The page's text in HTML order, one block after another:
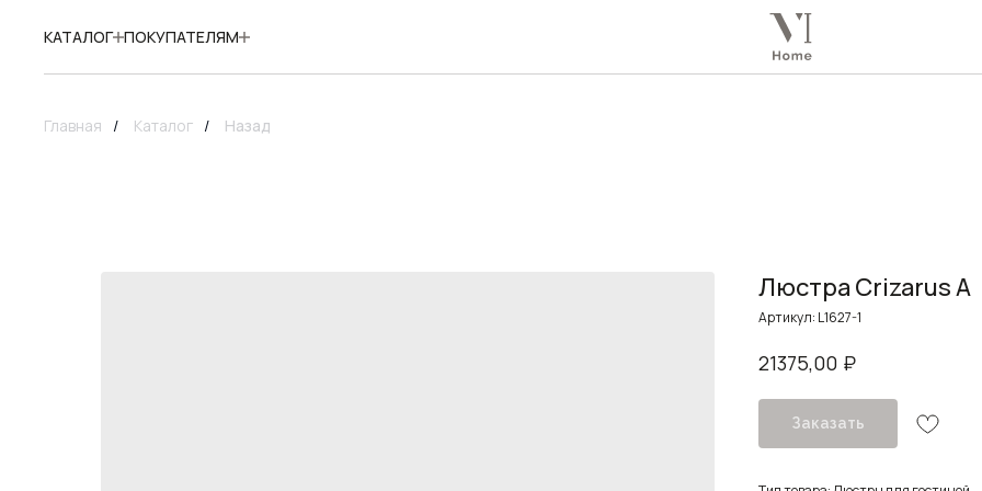
КАТАЛОГ ПОКУПАТЕЛЯМ
Главная / Каталог / Назад
Люстра Crizarus A
Артикул: L1627-1
21375,00 ₽
Заказать